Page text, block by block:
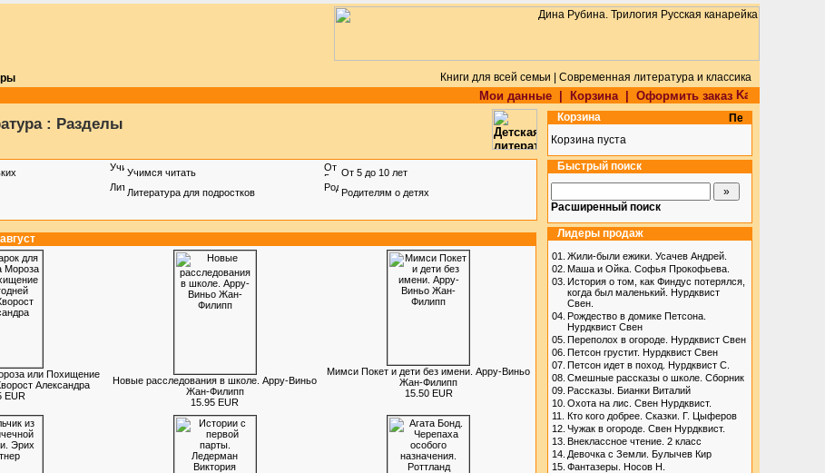
Книги для всей семьи | Современная литература и классика
Мои данные Корзина| Оформить заказ
: Разделы
Учимся читать
От 5 до 10 лет
Литература для подростков
Родителям о детях
или Похищение
Александра
EUR
Новые расследования в школе. Арру-Виньо
Жан-Филипп
15.95 EUR
Мимси Покет и дети без имени. Арру-Виньо
Жан-Филипп
15.50 EUR
Корзина
Корзина пуста
Быстрый поиск
Расширенный поиск
Лидеры продаж
01. Жили-были ежики. Усачев Андрей.
02. Маша и Ойка. Софья Прокофьева.
03. История о том, как Финдус потерялся,
когда был маленький. Нурдквист
Свен.
04. Рождество в домике Петсона.
Нурдквист Свен
05. Переполох в огороде. Нурдквист Свен
06. Петсон грустит. Нурдквист Свен
07. Петсон идет в поход. Нурдквист С.
08. Смешные рассказы о школе. Сборник
09. Рассказы. Бианки Виталий
10. Охота на лис. Свен Нурдквист.
11.
Кто кого добрее. Сказки. Г. Цыферов
12. Чужак в огороде. Свен Нурдквист.
13. Внеклассное чтение. 2 класс
14. Девочка с Земли. Булычев Кир
15. Фантазеры. Носов Н.